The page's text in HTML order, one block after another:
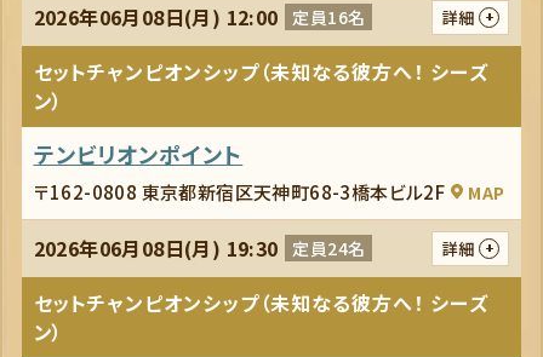
2026年06月08日(月) 12:00 定員16名 詳細
セットチャンピオンシップ（未知なる彼方へ！ シーズ
ン）
テンビリオンポイント
〒162-0808 東京都新宿区天神町68-3橋本ビル2F MAP
2026年06月08日(月) 19:30 定員24名 詳細
セットチャンピオンシップ（未知なる彼方へ！ シーズ
ン）